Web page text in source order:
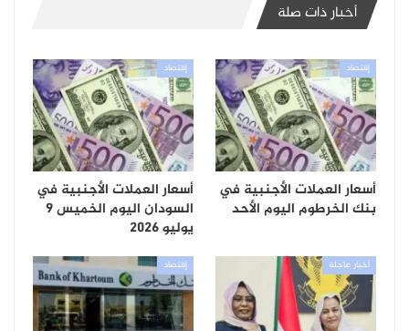
أخبار ذات صلة
إقتصاد
أسعار العملات الأجنبية في
بنك الخرطوم اليوم الأحد
إقتصاد
أسعار العملات الأجنبية في
السودان اليوم الخميس 9
يوليو 2026
أخبار عاجلة إقتصاد